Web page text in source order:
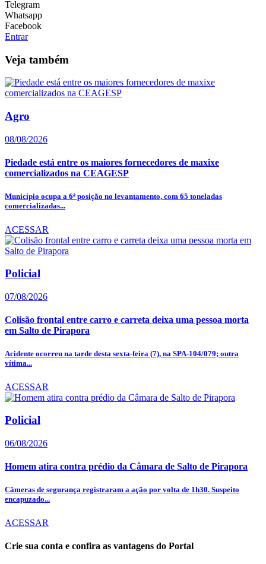
Telegram
Whatsapp
Facebook
Entrar
Veja também
Agro
08/08/2026
Piedade está entre os maiores fornecedores de maxixe
comercializados na CEAGESP
Município ocupa a 6ª posição no levantamento, com 65 toneladas
comercializadas...
ACESSAR
Policial
07/08/2026
Colisão frontal entre carro e carreta deixa uma pessoa morta
em Salto de Pirapora
Acidente ocorreu na tarde desta sexta-feira (7), na SPA-104/079; outra
vítima...
ACESSAR
Policial
06/08/2026
Homem atira contra prédio da Câmara de Salto de Pirapora
Câmeras de segurança registraram a ação por volta de 1h30. Suspeito
encapuzado...
ACESSAR
Crie sua conta e confira as vantagens do Portal